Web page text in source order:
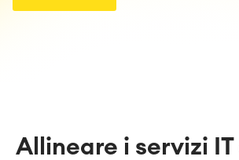
Allineare i servizi